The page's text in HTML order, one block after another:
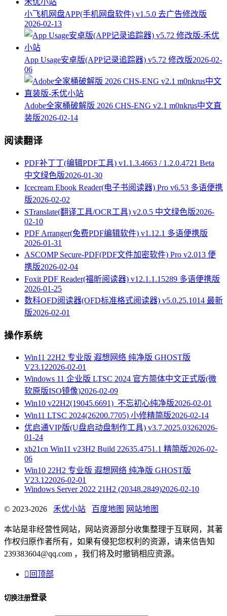
小飞机网盘APP(手机网盘软件) v1.5.0 去广告修改版
2026-02-13
App Usage安卓版(APP记录追踪器) v5.72 修改版2026-02-
06
Adobe全家桶破解版 2026 CHS-ENG v2.1 m0nkrus中文直
装版2026-02-14
阅读翻译
PDF补丁丁(编辑PDF工具) v1.1.3.4663 / 1.2.0.4721 Beta
中文绿色版2026-01-30
Icecream Ebook Reader(电子书阅读器) Pro v6.53 多语便携
版2026-02-02
STranslate(翻译工具/OCR工具) v2.0.5 中文绿色版2026-
02-10
PDF Arranger(免费PDF编辑软件) v1.12.1 多语便携版
2026-01-31
ASCOMP Secure-PDF(PDF文件加密软件) Pro v2.013 便
携版2026-02-04
Foxit PDF Reader(福昕阅读器) v12.1.1.15289 多语便携版
2026-01-25
数科OFD阅读器(OFD标准格式阅读器) v5.0.25.1014 最新
版2026-02-01
操作系统
Win11 22H2 专业版 遐想网络 纯净版 GHOST版
V23.122026-02-01
Windows 11 企业版 LTSC 2024 官方简体中文正式版(微
软原版ISO镜像)2026-02-09
Win10 v22H2(19045.6691)_不忘初心纯净版2026-02-01
Win11 LTSC 2024(26200.7705) 小修精简版2026-02-14
优启通VIP版(U盘启动盘制作工具) v3.7.2025.03262026-
01-24
xb21cn Win11 v23H2 Build 22635.4751.1 精简版2026-02-
06
Win10 22H2 专业版 遐想网络 纯净版 GHOST版
V23.122026-02-01
Windows Server 2022 21H2 (20348.2849)2026-02-10
© 2023-2026 禾优小站 百度地图 网站地图
本站是非经营性网站，网站资源部分收集整理于互联网，其著
作权归原作者所有，如果有侵犯您权利的资源，请来信告知
239383604@qq.com ，我们将及时撤销相应资源。
 回顶部
切换注册登录